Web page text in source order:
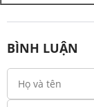
BÌNH LUẬN